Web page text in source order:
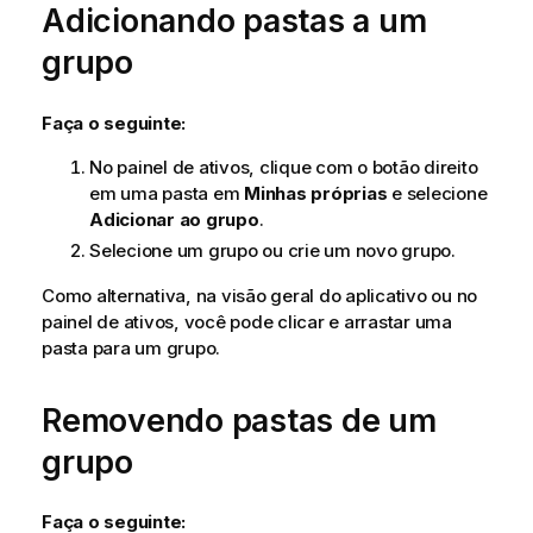
Adicionando pastas a um
grupo
Faça o seguinte:
No painel de ativos, clique com o botão direito
em uma pasta em Minhas próprias e selecione
Adicionar ao grupo.
Selecione um grupo ou crie um novo grupo.
Como alternativa, na visão geral do aplicativo ou no
painel de ativos, você pode clicar e arrastar uma
pasta para um grupo.
Removendo pastas de um
grupo
Faça o seguinte: